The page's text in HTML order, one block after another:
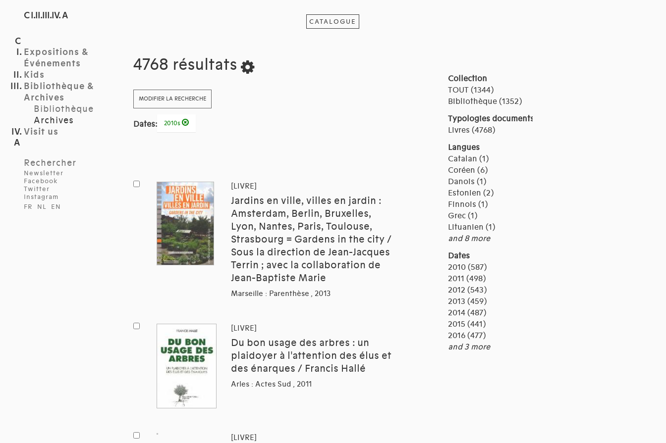
C I.II.III.IV. A
Expositions &
Événements
Kids
Bibliothèque &
Archives
Bibliothèque
Archives
Visit us
Rechercher
Newsletter
Facebook
Twitter
Instagram
FR
NL EN
CATALOGUE
4768 résultats
MODIFIER LA RECHERCHE
Dates: 2010s
[LIVRE]
Jardins en ville, villes en jardin :
Amsterdam, Berlin, Bruxelles,
Lyon, Nantes, Paris, Toulouse,
Strasbourg = Gardens in the city /
Sous la direction de Jean-Jacques
Terrin ; avec la collaboration de
Jean-Baptiste Marie
Marseille : Parenthèse , 2013
[LIVRE]
Du bon usage des arbres : un
plaidoyer à l'attention des élus et
des énarques / Francis Hallé
Arles : Actes Sud , 2011
[LIVRE]
Collection
TOUT (1344)
Bibliothèque (1352)
Typologies documents
Livres (4768)
Langues
Catalan (1)
Coréen (6)
Danois (1)
Estonien (2)
Finnois (1)
Grec (1)
Lituanien (1)
and 8 more
Dates
2010 (587)
2011 (498)
2012 (543)
2013 (459)
2014 (487)
2015 (441)
2016 (477)
and 3 more